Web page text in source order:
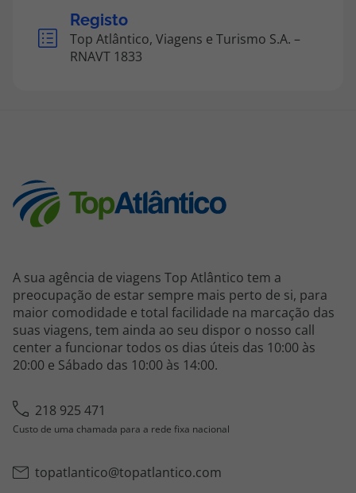
topatlantico@topatlantico.com
Registo
Top Atlântico, Viagens e Turismo S.A. –
RNAVT 1833
A sua agência de viagens Top Atlântico tem a
preocupação de estar sempre mais perto de si, para
maior comodidade e total facilidade na marcação das
suas viagens, tem ainda ao seu dispor o nosso call
center a funcionar todos os dias úteis das 10:00 às
20:00 e Sábado das 10:00 às 14:00.
218 925 471
Custo de uma chamada para a rede fixa nacional
topatlantico@topatlantico.com